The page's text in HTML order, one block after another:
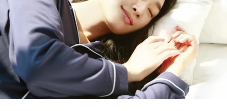
※18歳未満のお客様はご利用いただけません。
※分割回数を60回にした場合の例です。分割回数はお客様に
てご選択いただけます。
お申し込みの3ステップ
※18歳未満のお客様はご利用いただけません。
※分割回数を60回にした場合の例です。分割回数はお客様に
てご選択いただけます。
お申し込みの3ステップ
話が、ご本人様宛に入る場合がございます。
※株式会社ジャックスの審査の結果、ご希望に添いかねる場
合もあります。
※18歳未満のお客様はご利用いただけません。
※分割回数を60回にした場合の例です。分割回数はお客様に
てご選択いただけます。
お申し込みの3ステップ
話が、ご本人様宛に入る場合がございます。
※株式会社ジャックスの審査の結果、ご希望に添いかねる場
合もあります。
※18歳未満のお客様はご利用いただけません。
※分割回数を60回にした場合の例です。分割回数はお客様に
てご選択いただけます。
お申し込みの3ステップ
話が、ご本人様宛に入る場合がございます。
※株式会社ジャックスの審査の結果、ご希望に添いかねる場
合もあります。
※18歳未満のお客様はご利用いただけません。
※分割回数を60回にした場合の例です。分割回数はお客様に
てご選択いただけます。
お申し込みの3ステップ